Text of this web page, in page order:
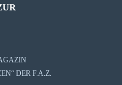
DER F.A.Z.